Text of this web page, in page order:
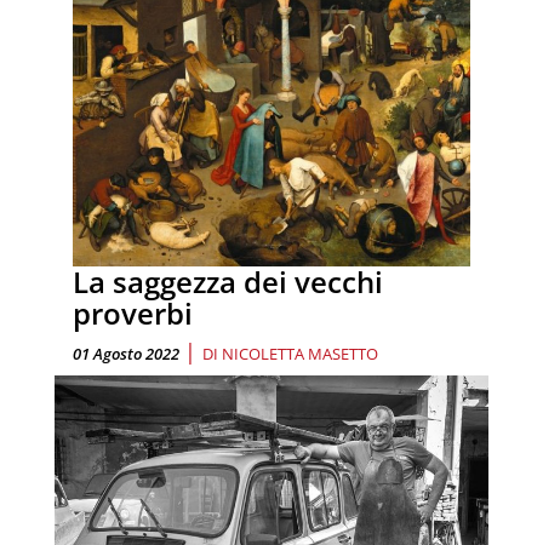
La saggezza dei vecchi
proverbi
01 Agosto 2022 | DI NICOLETTA MASETTO